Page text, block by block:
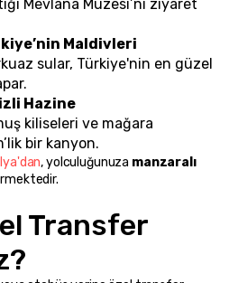
Mevlana Müzesi’ni ziyaret
Maldivleri
sular, Türkiye'nin en güzel
Hazine
kiliseleri ve mağara
bir kanyon.
, yolculuğunuza manzaralı
Transfer